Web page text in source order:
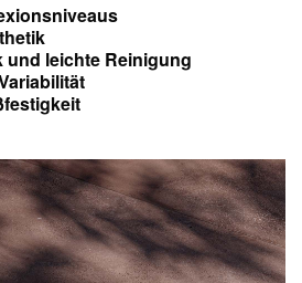
und leichte Reinigung